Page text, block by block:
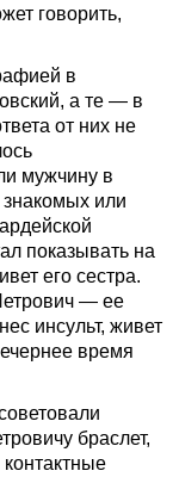
говорить,
в
а те — в
от них не
мужчину в
или
показывать на
его сестра.
— ее
инсульт, живет
время
браслет,